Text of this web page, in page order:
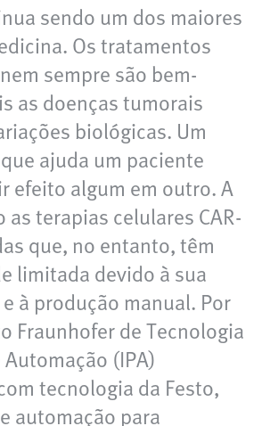
sendo um dos maiores
Os tratamentos
sempre são bem-
as doenças tumorais
biológicas. Um
ajuda um paciente
efeito algum em outro. A
terapias celulares CAR-
que, no entanto, têm
limitada devido à sua
à produção manual. Por
Fraunhofer de Tecnologia
(IPA)
tecnologia da Festo,
automação para